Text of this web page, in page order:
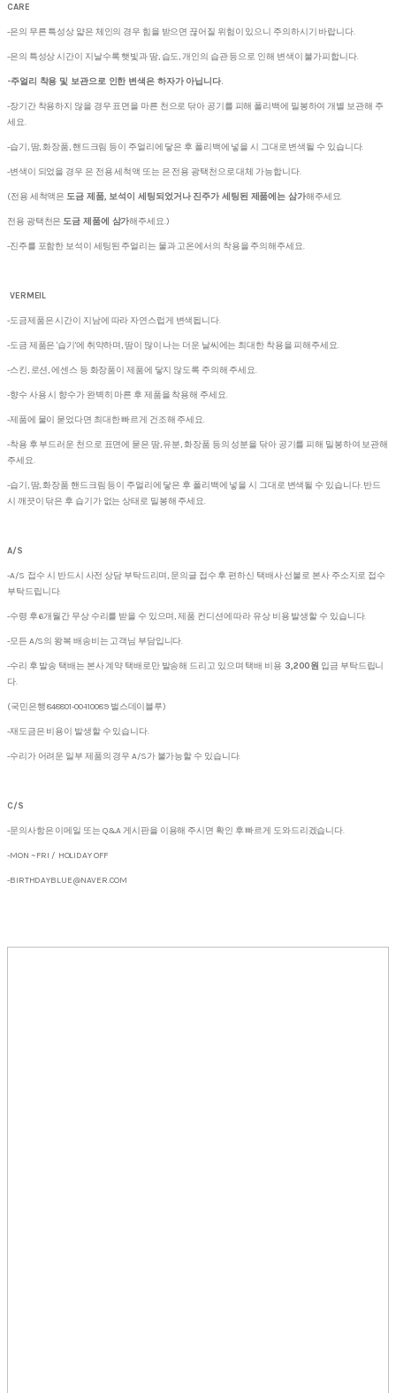
CARE
-은의 무른 특성상 얇은 체인의 경우 힘을 받으면 끊어질 위험이 있으니 주의하시기 바랍니다.
-은의 특성상 시간이 지날수록 햇빛과 땀, 습도, 개인의 습관 등으로 인해 변색이 불가피합니다.
-주얼리 착용 및 보관으로 인한 변색은 하자가 아닙니다.
-장기간 착용하지 않을 경우 표면을 마른 천으로 닦아 공기를 피해 폴리백에 밀봉하여 개별 보관해 주
세요.
-습기, 땀, 화장품, 핸드크림 등이 주얼리에 닿은 후 폴리백에 넣을 시 그대로 변색될 수 있습니다.
-변색이 되었을 경우 은 전용 세척액 또는 은 전용 광택천으로 대체 가능합니다.
(전용 세척액은도금 제품, 보석이 세팅되었거나 진주가 세팅된 제품에는 삼가해주세요.
전용 광택천은도금 제품에 삼가해주세요.)
-진주를 포함한 보석이 세팅된 주얼리는 물과 고온에서의 착용을 주의해주세요.
VERMEIL
-도금제품은 시간이 지남에 따라 자연스럽게 변색됩니다.
-도금 제품은 '습기'에 취약하며, 땀이 많이 나는 더운 날씨에는 최대한 착용을 피해주세요.
-스킨, 로션, 에센스 등 화장품이 제품에 닿지 않도록 주의해 주세요.
-향수 사용 시 향수가 완벽히 마른 후 제품을 착용해 주세요.
-제품에 물이 묻었다면 최대한 빠르게 건조해 주세요.
-착용 후 부드러운 천으로 표면에 묻은 땀, 유분, 화장품 등의 성분을 닦아 공기를 피해 밀봉하여 보관해
주세요.
-습기, 땀, 화장품 핸드크림 등이 주얼리에 닿은 후 폴리백에 넣을 시 그대로 변색될 수 있습니다. 반드
시 깨끗이 닦은 후 습기가 없는 상태로 밀봉해 주세요.
A/S
-A/S 접수 시 반드시 사전 상담 부탁드리며, 문의글 접수 후 편하신 택배사 선불로 본사 주소지로 접수
부탁드립니다.
-수령 후 6개월간 무상 수리를 받을 수 있으며, 제품 컨디션에 따라 유상 비용 발생할 수 있습니다.
-모든 A/S의 왕복 배송비는 고객님 부담입니다.
-수리 후 발송 택배는 본사 계약 택배로만 발송해 드리고 있으며 택배 비용3,200원 입금 부탁드립니
다.
(국민은행 848801-00-110089 벌스데이블루)
-재도금은 비용이 발생할 수 있습니다.
-수리가 어려운 일부 제품의 경우 A/S가 불가능할 수 있습니다.
C/S
-문의사항은 이메일 또는 Q&A 게시판을 이용해 주시면 확인 후 빠르게 도와드리겠습니다.
-MON ~ FRI / HOLIDAY OFF
-BIRTHDAYBLUE@NAVER.COM